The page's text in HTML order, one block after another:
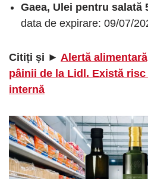
Gaea, Ulei pentru salată
data de expirare: 09/07/
Citiți și ► Alertă
pâinii de la Lidl. Există
internă